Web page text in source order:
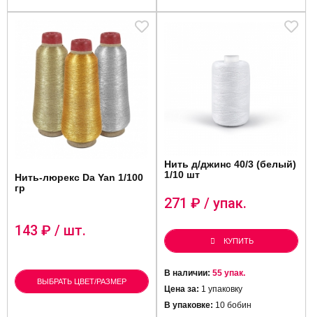
Нить-люрекс Da Yan 1/100
гр
143 ₽ / шт.
ВЫБРАТЬ ЦВЕТ/РАЗМЕР
Нить д/джинс 40/3 (белый)
1/10 шт
271 ₽ / упак.
КУПИТЬ
В наличии: 55 упак.
Цена за: 1 упаковку
В упаковке: 10 бобин